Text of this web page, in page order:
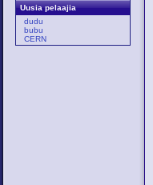
Uusia pelaajia
dudu
bubu
CERN